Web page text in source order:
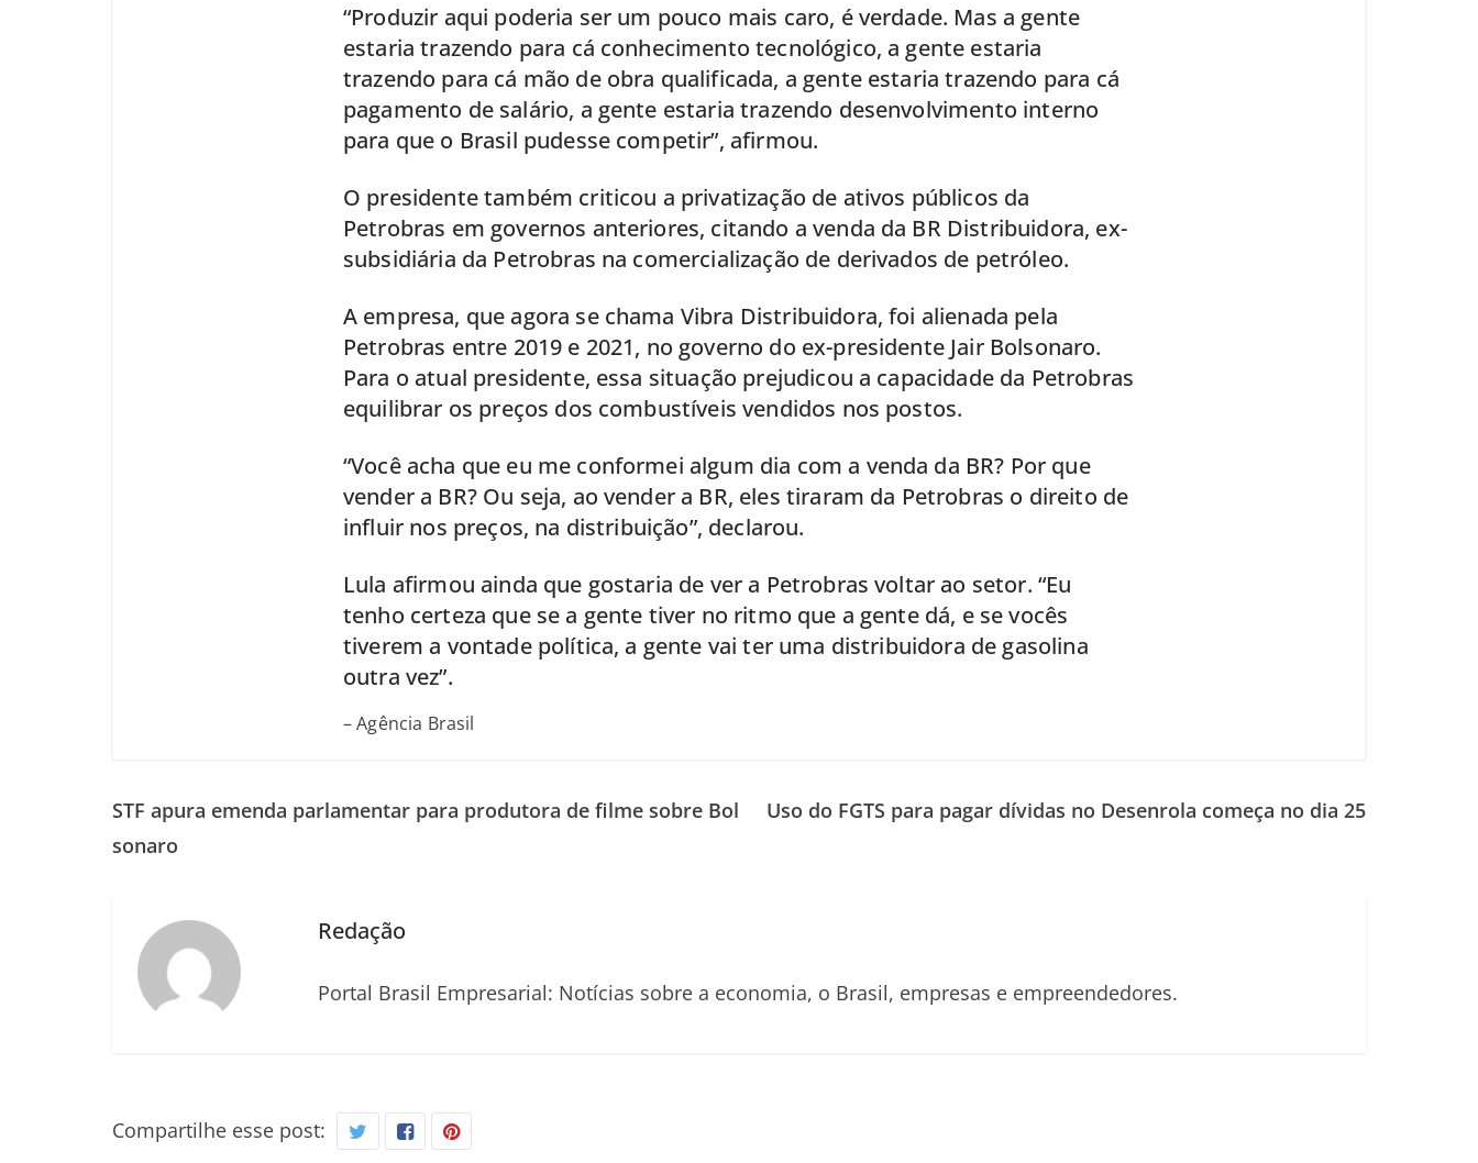
“Produzir aqui poderia ser um pouco mais caro, é verdade. Mas a gente
estaria trazendo para cá conhecimento tecnológico, a gente estaria
trazendo para cá mão de obra qualificada, a gente estaria trazendo para cá
pagamento de salário, a gente estaria trazendo desenvolvimento interno
para que o Brasil pudesse competir”, afirmou.
O presidente também criticou a privatização de ativos públicos da
Petrobras em governos anteriores, citando a venda da BR Distribuidora, ex-
subsidiária da Petrobras na comercialização de derivados de petróleo.
A empresa, que agora se chama Vibra Distribuidora, foi alienada pela
Petrobras entre 2019 e 2021, no governo do ex-presidente Jair Bolsonaro.
Para o atual presidente, essa situação prejudicou a capacidade da Petrobras
equilibrar os preços dos combustíveis vendidos nos postos.
“Você acha que eu me conformei algum dia com a venda da BR? Por que
vender a BR? Ou seja, ao vender a BR, eles tiraram da Petrobras o direito de
influir nos preços, na distribuição”, declarou.
Lula afirmou ainda que gostaria de ver a Petrobras voltar ao setor. “Eu
tenho certeza que se a gente tiver no ritmo que a gente dá, e se vocês
tiverem a vontade política, a gente vai ter uma distribuidora de gasolina
outra vez”.
– Agência Brasil
STF apura emenda parlamentar para produtora de filme sobre Bol
sonaro
Uso do FGTS para pagar dívidas no Desenrola começa no dia 25
Redação
Portal Brasil Empresarial: Notícias sobre a economia, o Brasil, empresas e empreendedores.
Compartilhe esse post: